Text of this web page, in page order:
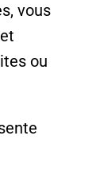
vous
ou